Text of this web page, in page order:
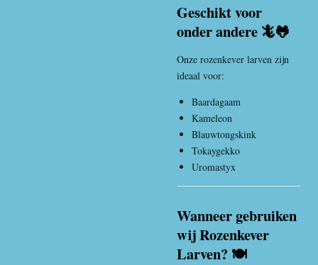
Geschikt voor
onder andere 🦎🐸
Onze rozenkever larven zijn
ideaal voor:
Baardagaam
Kameleon
Blauwtongskink
Tokaygekko
Uromastyx
Wanneer gebruiken
wij Rozenkever
Larven? 🍽️